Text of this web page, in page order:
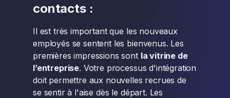
contacts :
Il est très important que les nouveaux
employés se sentent les bienvenus. Les
premières impressions sont la vitrine de
l’entreprise. Votre processus d'intégration
doit permettre aux nouvelles recrues de
se sentir à l'aise dès le départ. Les